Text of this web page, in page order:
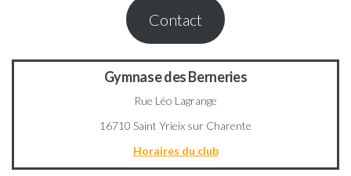
Contact
Gymnase des Berneries
Rue Léo Lagrange
16710 Saint Yrieix sur Charente
Horaires du club